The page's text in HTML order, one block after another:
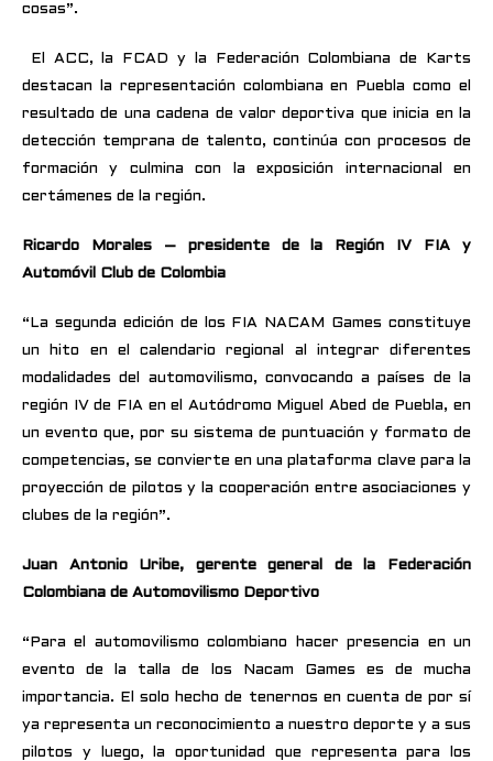
cosas”.
El ACC, la FCAD y la Federación Colombiana de Karts
destacan la representación colombiana en Puebla como el
resultado de una cadena de valor deportiva que inicia en la
detección temprana de talento, continúa con procesos de
formación y culmina con la exposición internacional en
certámenes de la región.
Ricardo Morales – presidente de la Región IV FIA y
Automóvil Club de Colombia
“La segunda edición de los FIA NACAM Games constituye
un hito en el calendario regional al integrar diferentes
modalidades del automovilismo, convocando a países de la
región IV de FIA en el Autódromo Miguel Abed de Puebla, en
un evento que, por su sistema de puntuación y formato de
competencias, se convierte en una plataforma clave para la
proyección de pilotos y la cooperación entre asociaciones y
clubes de la región”.
Juan Antonio Uribe, gerente general de la Federación
Colombiana de Automovilismo Deportivo
“Para el automovilismo colombiano hacer presencia en un
evento de la talla de los Nacam Games es de mucha
importancia. El solo hecho de tenernos en cuenta de por sí
ya representa un reconocimiento a nuestro deporte y a sus
pilotos y luego, la oportunidad que representa para los